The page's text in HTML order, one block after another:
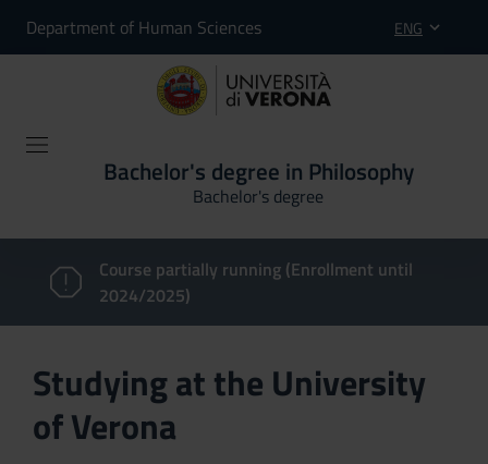
Department of Human Sciences ENG
Bachelor's degree in Philosophy
Bachelor's degree
Course partially running (Enrollment until
2024/2025)
Studying at the University
of Verona